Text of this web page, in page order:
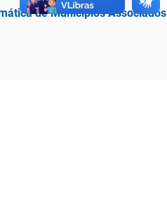
de Municípios Associados